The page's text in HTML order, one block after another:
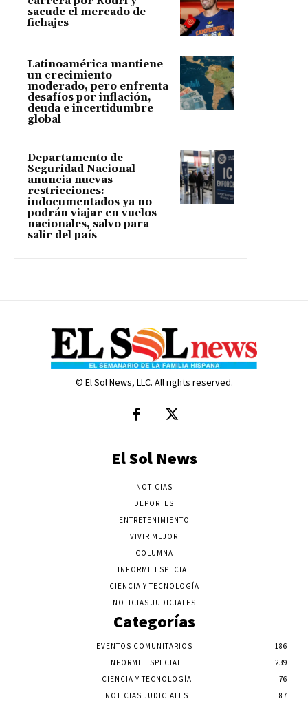
sacude el mercado de
fichajes
Latinoamérica mantiene
un crecimiento
moderado, pero enfrenta
desafíos por inflación,
deuda e incertidumbre
global
Departamento de
Seguridad Nacional
anuncia nuevas
restricciones:
indocumentados ya no
podrán viajar en vuelos
nacionales, salvo para
salir del país
© El Sol News, LLC. All rights reserved.
El Sol News
NOTICIAS
DEPORTES
ENTRETENIMIENTO
VIVIR MEJOR
COLUMNA
INFORME ESPECIAL
CIENCIA Y TECNOLOGÍA
NOTICIAS JUDICIALES
Categorías
EVENTOS COMUNITARIOS
186
INFORME ESPECIAL
239
CIENCIA Y TECNOLOGÍA
76
NOTICIAS JUDICIALES
87